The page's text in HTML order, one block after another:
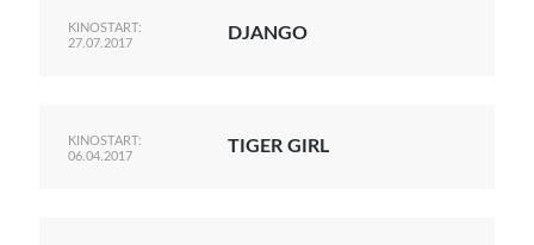
KINOSTART:
27.07.2017
DJANGO
KINOSTART:
06.04.2017
TIGER GIRL